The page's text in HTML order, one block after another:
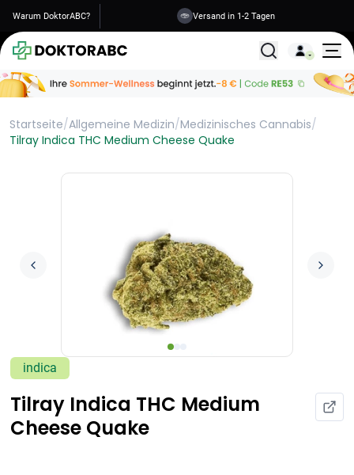
Warum DoktorABC? Versand in 1-2 Tagen
Alle
Startseite/Allgemeine Medizin/Medizinisches Cannabis/
Tilray Indica THC Medium Cheese Quake
indica
Tilray Indica THC Medium
Cheese Quake